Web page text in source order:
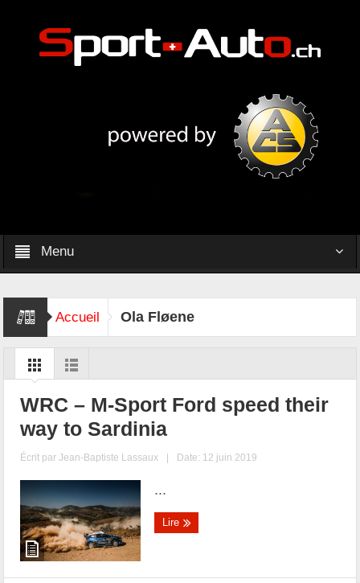
Menu
Accueil Ola Fløene
WRC – M-Sport Ford speed their
way to Sardinia
Écrit parJean-Baptiste Lassaux | Date: 12 juin 2019
...
Lire